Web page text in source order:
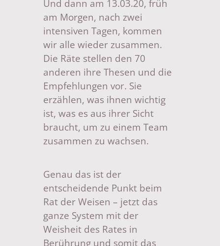
Und dann am 13.03.20, früh
am Morgen, nach zwei
intensiven Tagen, kommen
wir alle wieder zusammen.
Die Räte stellen den 70
anderen ihre Thesen und die
Empfehlungen vor. Sie
erzählen, was ihnen wichtig
ist, was es aus ihrer Sicht
braucht, um zu einem Team
zusammen zu wachsen.
Genau das ist der
entscheidende Punkt beim
Rat der Weisen – jetzt das
ganze System mit der
Weisheit des Rates in
Berührung und somit das